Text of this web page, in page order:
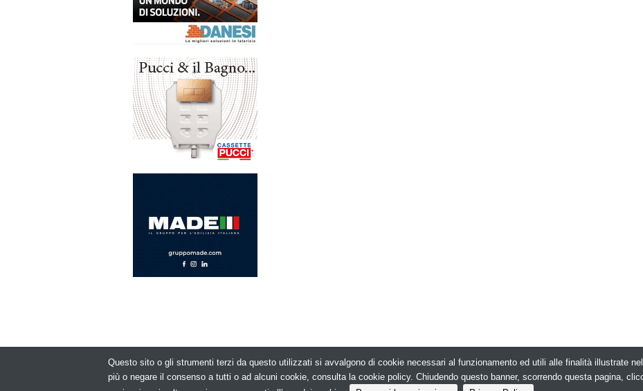
© Copyright 2026. Edilizia in Rete - N.ro Iscrizione ROC 5836 -
Questo sito o gli strumenti terzi da questo utilizzati si avvalgono di cookie necessari al funzionamento ed utili alle finalità illustrate
più o negare il consenso a tutti o ad alcuni cookie, consulta la cookie policy. Chiudendo questo banner, scorrendo questa pagina,